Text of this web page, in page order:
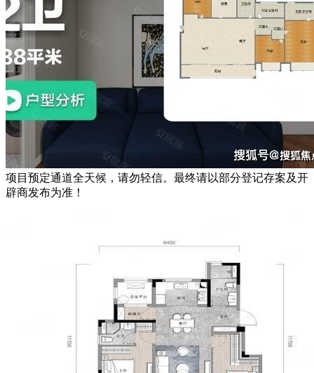
项目预定通道全天候，请勿轻信。最终请以部分登记存案及开
辟商发布为准！